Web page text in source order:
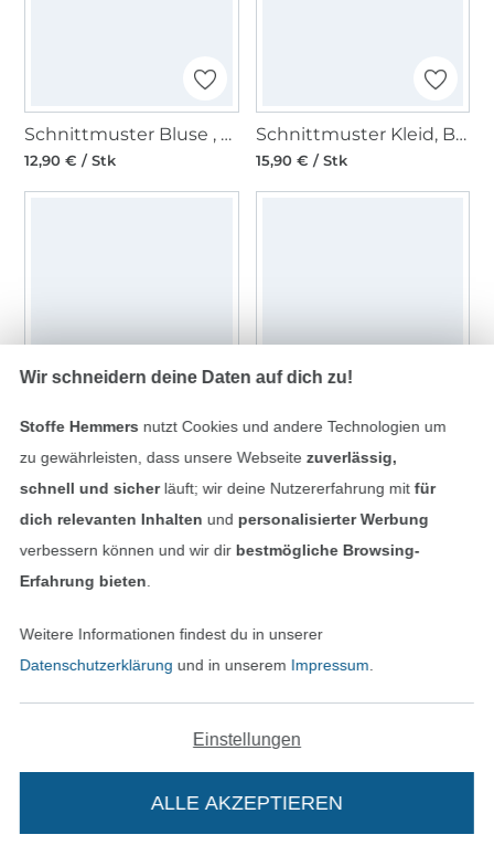
Schnittmuster Bluse , Hemdkragen , Stehkragen , Ärmelblende, Burda 6527
12,90 € / Stk
Schnittmuster Kleid, Burda 6520
15,90 € / Stk
Schnittmuster Kleid & Jacke, Burda 6687
15,90 € / Stk 15,90 € / Stk
12,90 € / Stk
Wir schneidern deine Daten auf dich zu!
Stoffe Hemmers nutzt Cookies und andere Technologien um
zu gewährleisten, dass unsere Webseite zuverlässig,
schnell und sicherläuft; wir deine Nutzererfahrung mitfür
dich relevanten Inhalten und personalisierter Werbung
verbessern können und wir dir bestmögliche Browsing-
Erfahrung bieten
Weitere Informationen findest du in unserer
Datenschutzerklärung und in unserem Impressum
Einstellungen
ALLE AKZEPTIEREN